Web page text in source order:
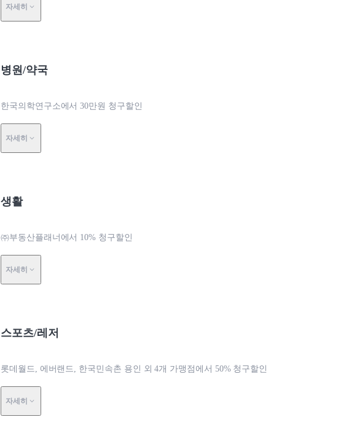
자세히
병원/약국
한국의학연구소에서 30만원 청구할인
자세히
생활
㈜부동산플래너에서 10% 청구할인
자세히
스포츠/레저
롯데월드, 에버랜드, 한국민속촌 용인 외 4개 가맹점에서 50% 청구할인
자세히